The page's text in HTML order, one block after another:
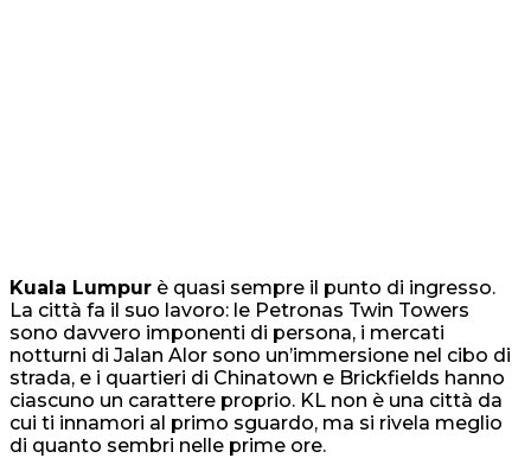
Kuala Lumpur è quasi sempre il punto di ingresso.
La città fa il suo lavoro: le Petronas Twin Towers
sono davvero imponenti di persona, i mercati
notturni di Jalan Alor sono un’immersione nel cibo di
strada, e i quartieri di Chinatown e Brickfields hanno
ciascuno un carattere proprio. KL non è una città da
cui ti innamori al primo sguardo, ma si rivela meglio
di quanto sembri nelle prime ore.